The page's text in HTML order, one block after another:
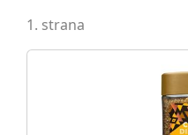
1. strana